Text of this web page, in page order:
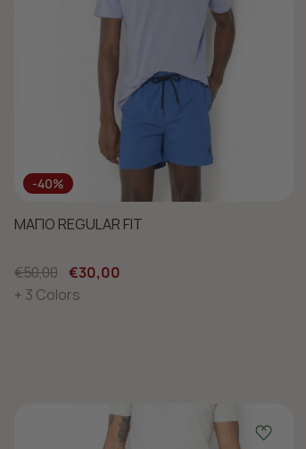
-40%
ΜΑΓΙΟ REGULAR FIT
€50,00 €30,00
+ 3 Colors